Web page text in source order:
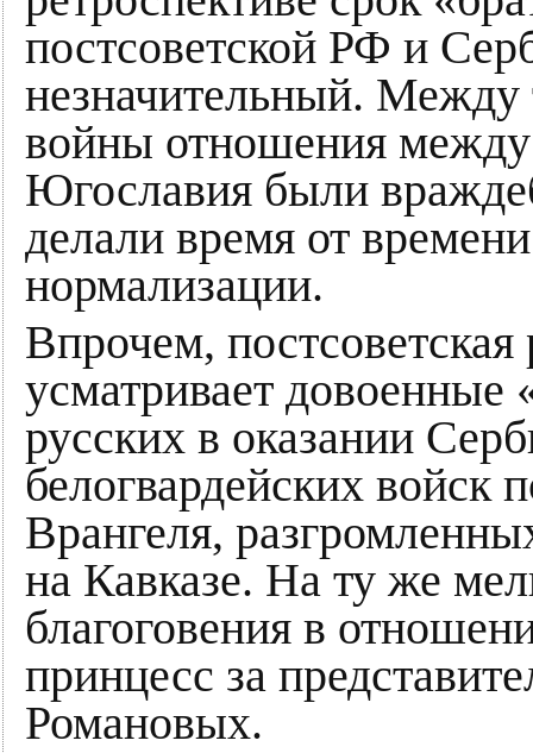
постсоветской РФ и
незначительный.
войны отношения
Югославия были
делали время от
нормализации.
Впрочем,
усматривает довоенные
русских в оказании
белогвардейских войск
Врангеля,
на Кавказе. На ту же
благоговения в
принцесс за
Романовых.